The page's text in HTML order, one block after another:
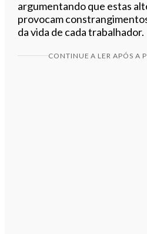
argumentando que estas
provocam
da vida de cada trabalhador.
CONTINUE A LER APÓS A